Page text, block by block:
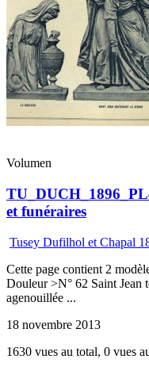
Volumen
et funéraires
Tusey Dufilhol et Chapal
Cette page contient 2
Douleur >N° 62 Saint Jean
agenouillée ...
18 novembre 2013
1630 vues au total, 0 vues